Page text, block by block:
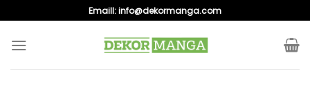
to
content
Emaill:info@dekormanga.com